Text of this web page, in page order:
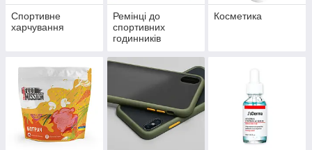
Спортивне
харчування
Ремінці до
спортивних
годинників
Косметика